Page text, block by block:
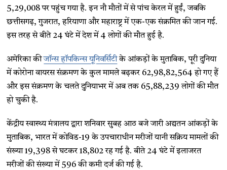
5,29,008 पर पहुंच गया है. इन नौ मौतों में से पांच केरल में हुईं, जबकि
छत्तीसगढ़, गुजरात, हरियाणा और महाराष्ट्र में एक-एक संक्रमित की जान गई.
इस तरह से बीते 24 घंटे में देश में 4 लोगों की मौत हुई है.
अमेरिका कीजॉन्स हॉपकिन्स यूनिवर्सिटीके आंकड़ों के मुताबिक, पूरी दुनिया
में कोरोना वायरस संक्रमण के कुल मामले बढ़कर 62,98,82,564 हो गए हैं
और इस संक्रमण के चलते दुनियाभर में अब तक 65,88,239 लोगों की मौत
हो चुकी है.
केंद्रीय स्वास्थ्य मंत्रालय द्वारा शनिवार सुबह आठ बजे जारी अद्यतन आंकड़ों के
मुताबिक, भारत में कोविड-19 के उपचाराधीन मरीजों यानी सक्रिय मामलों की
संख्या 19,398 से घटकर 18,802 रह गई है. बीते 24 घंटे में इलाजरत
मरीजों की संख्या में 596 की कमी दर्ज की गई है.